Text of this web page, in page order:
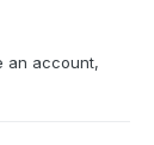
an account,